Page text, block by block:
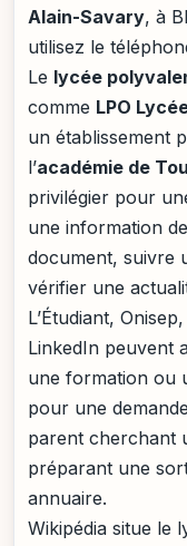
Alain-Savary, à
utilisez le
Le lycée
comme LPO
un établissement
l’académie de
privilégier pour
une information
document, suivre
vérifier une
L’Étudiant,
LinkedIn peuvent
une formation ou
pour une
parent cherchant
préparant une
annuaire.
Wikipédia situe le